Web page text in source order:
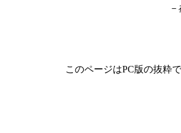
このページはPC版の抜粋で